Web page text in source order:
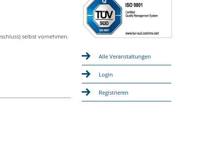
selbst vornehmen.
Alle Veranstaltungen
Login
Registrieren